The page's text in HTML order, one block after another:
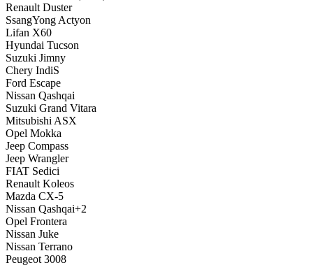
Renault Duster
SsangYong Actyon
Lifan X60
Hyundai Tucson
Suzuki Jimny
Chery IndiS
Ford Escape
Nissan Qashqai
Suzuki Grand Vitara
Mitsubishi ASX
Opel Mokka
Jeep Compass
Jeep Wrangler
FIAT Sedici
Renault Koleos
Mazda CX-5
Nissan Qashqai+2
Opel Frontera
Nissan Juke
Nissan Terrano
Peugeot 3008